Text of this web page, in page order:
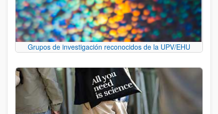
Grupos de investigación reconocidos de la UPV/EHU